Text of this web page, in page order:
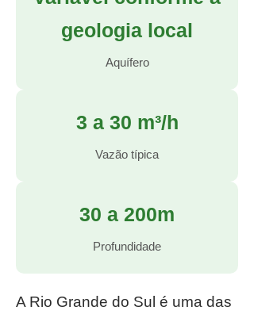
geologia local
Aquífero
3 a 30 m³/h
Vazão típica
30 a 200m
Profundidade
A Rio Grande do Sul é uma das